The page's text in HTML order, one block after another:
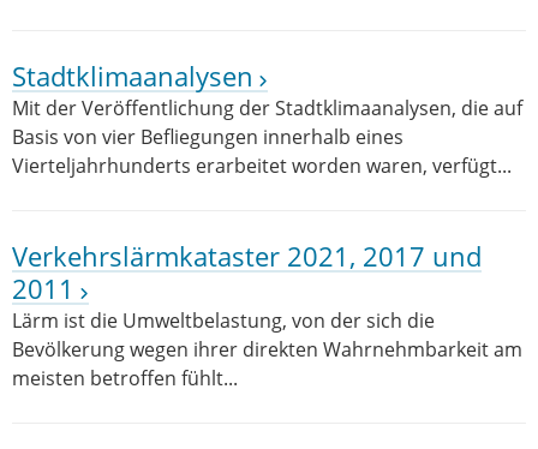
Stadtklimaanalysen
Mit der Veröffentlichung der Stadtklimaanalysen, die auf
Basis von vier Befliegungen innerhalb eines
Vierteljahrhunderts erarbeitet worden waren, verfügt...
Verkehrslärmkataster 2021, 2017 und
2011
Lärm ist die Umweltbelastung, von der sich die
Bevölkerung wegen ihrer direkten Wahrnehmbarkeit am
meisten betroffen fühlt...